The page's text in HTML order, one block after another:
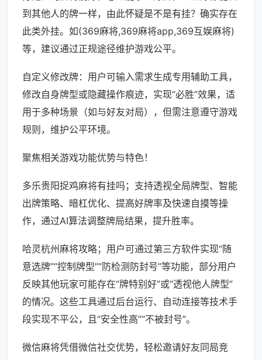
到其他人的牌一样，由此怀疑是不是有挂？确实存在
此类外挂。如(369麻将,369麻将app,369互娱麻将)
等，建议通过正规途径维护游戏公平。
自定义修改牌：用户可输入需求生成专用辅助工具，
修改自身牌型或隐藏操作痕迹，实现“必胜”效果，适
用于多种场景（如与好友对局），但需注意遵守游戏
规则，维护公平环境。
聚焦相关游戏功能优势与特色！
多乐贵阳捉鸡麻将有挂吗；支持透视全局牌型、智能
出牌策略、暗杠优化、提高好牌率及快速自摸等操
作，通过AI算法调整牌局结果，提升胜率。
哈灵杭州麻将攻略；用户可通过第三方软件实现“随
意选牌”“控制牌型”“防检测防封号”等功能，部分用户
反映其他玩家可能存在“牌特别好”或“透视他人牌型”
的情况。这些工具通过后台运行、自动连接等技术手
段实现不平公，且“安全性高”“不被封号”。
微信麻将凭借微信社交优势，轻松邀请好友同局竞